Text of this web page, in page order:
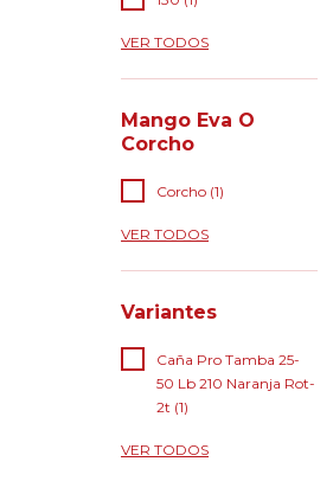
VER TODOS
Mango Eva O
Corcho
Corcho (1)
VER TODOS
Variantes
Caña Pro Tamba 25-
50 Lb 210 Naranja Rot-
2t (1)
VER TODOS